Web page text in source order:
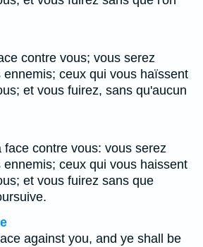
contre vous; vous serez
ennemis; ceux qui vous haïssent
et vous fuirez, sans qu'aucun
face contre vous: vous serez
ennemis; ceux qui vous haissent
et vous fuirez sans que
against you, and ye shall be